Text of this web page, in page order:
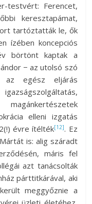
testvért: Ferencet,
keresztapámat,
tartóztatták le, ők
ízében koncepciós
börtönt kaptak a
− az utolsó szó
az egész eljárás
elleni izgatás
évre ítélték[12]. Ez
is: alig száradt
máris fel
azt tanácsolták
párttitkárával, aki
meggyőznie a